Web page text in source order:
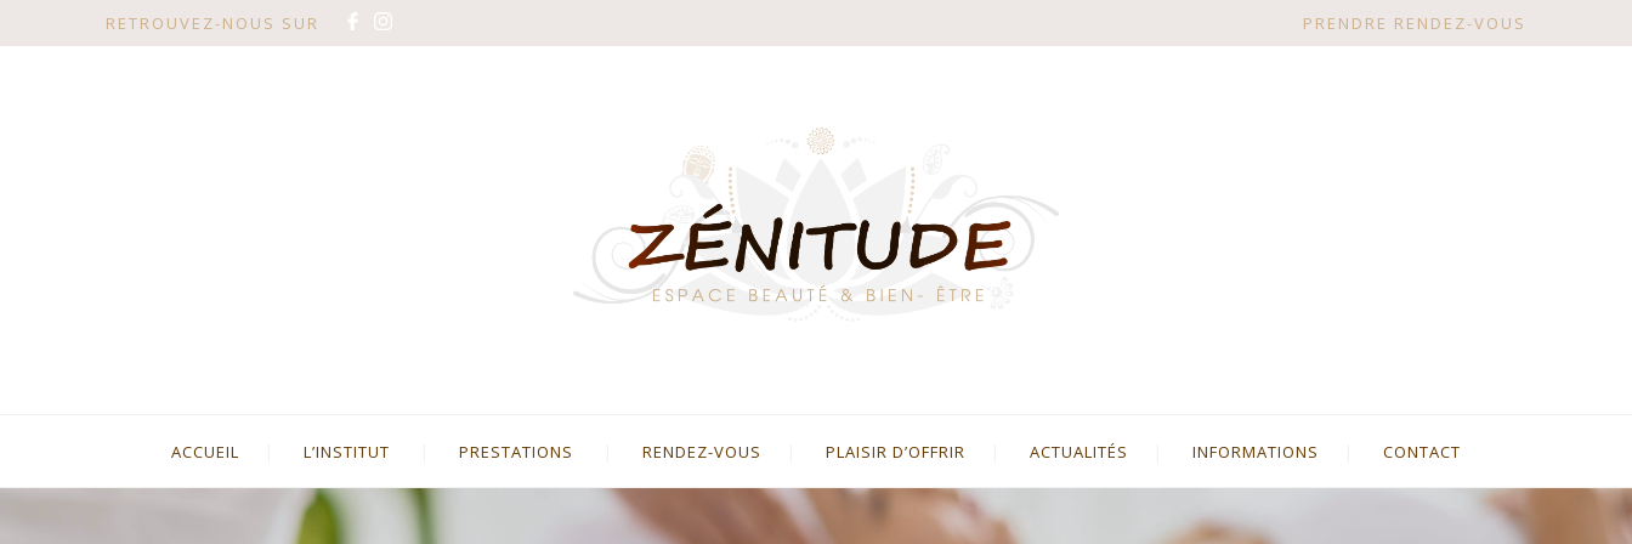
RETROUVEZ-NOUS SUR PRENDRE RENDEZ-VOUS
ACCUEIL L’INSTITUT PRESTATIONS RENDEZ-VOUS PLAISIR D’OFFRIR ACTUALITÉS INFORMATIONS CONTACT